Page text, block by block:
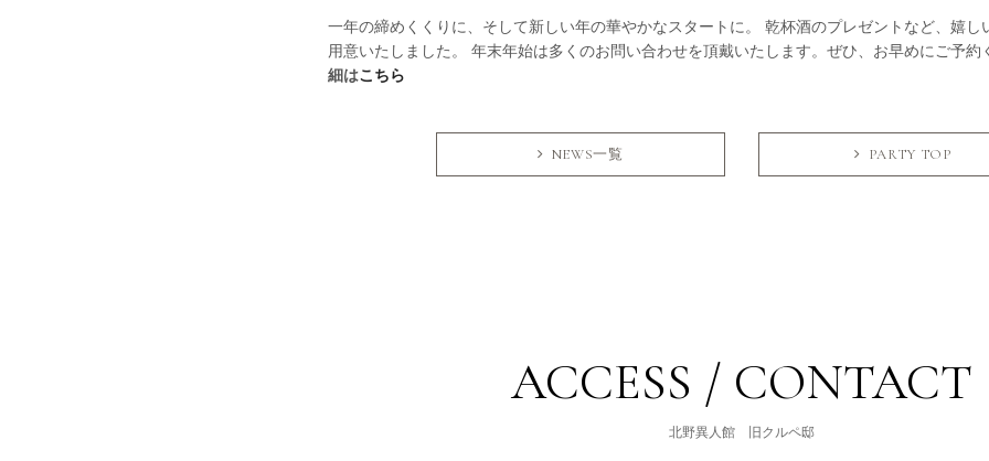
一年の締めくくりに、そして新しい年の華やかなスタートに。 乾杯酒のプレゼントなど、嬉し
用意いたしました。 年末年始は多くのお問い合わせを頂戴いたします。ぜひ、お早めにご予
細はこちら
NEWS一覧 PARTY TOP
ACCESS / CONTACT
北野異人館 旧クルペ邸